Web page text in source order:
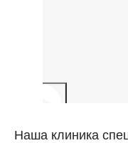
Наша клиника